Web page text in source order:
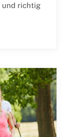
und richtig